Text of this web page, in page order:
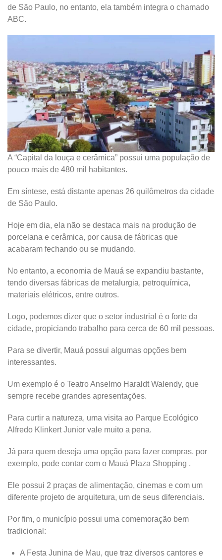
de São Paulo, no entanto, ela também integra o chamado
ABC.
A “Capital da louça e cerâmica” possui uma população de
pouco mais de 480 mil habitantes.
Em síntese, está distante apenas 26 quilômetros da cidade
de São Paulo.
Hoje em dia, ela não se destaca mais na produção de
porcelana e cerâmica, por causa de fábricas que
acabaram fechando ou se mudando.
No entanto, a economia de Mauá se expandiu bastante,
tendo diversas fábricas de metalurgia, petroquímica,
materiais elétricos, entre outros.
Logo, podemos dizer que o setor industrial é o forte da
cidade, propiciando trabalho para cerca de 60 mil pessoas.
Para se divertir, Mauá possui algumas opções bem
interessantes.
Um exemplo é o Teatro Anselmo Haraldt Walendy, que
sempre recebe grandes apresentações.
Para curtir a natureza, uma visita ao Parque Ecológico
Alfredo Klinkert Junior vale muito a pena.
Já para quem deseja uma opção para fazer compras, por
exemplo, pode contar com o Mauá Plaza Shopping .
Ele possui 2 praças de alimentação, cinemas e com um
diferente projeto de arquitetura, um de seus diferenciais.
Por fim, o município possui uma comemoração bem
tradicional:
A Festa Junina de Mau, que traz diversos cantores e